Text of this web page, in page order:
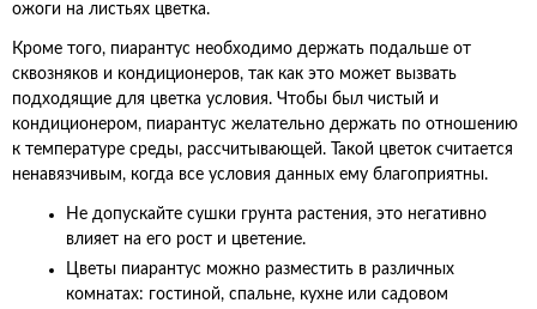
ожоги на листьях цветка.
Кроме того, пиарантус необходимо держать подальше от
сквозняков и кондиционеров, так как это может вызвать
подходящие для цветка условия. Чтобы был чистый и
кондиционером, пиарантус желательно держать по отношению
к температуре среды, рассчитывающей. Такой цветок считается
ненавязчивым, когда все условия данных ему благоприятны.
Не допускайте сушки грунта растения, это негативно
влияет на его рост и цветение.
Цветы пиарантус можно разместить в различных
комнатах: гостиной, спальне, кухне или садовом